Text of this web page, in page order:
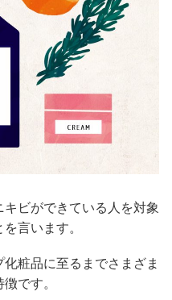
ビができている人を対象
言います。
粧品に至るまでさまざま
です。